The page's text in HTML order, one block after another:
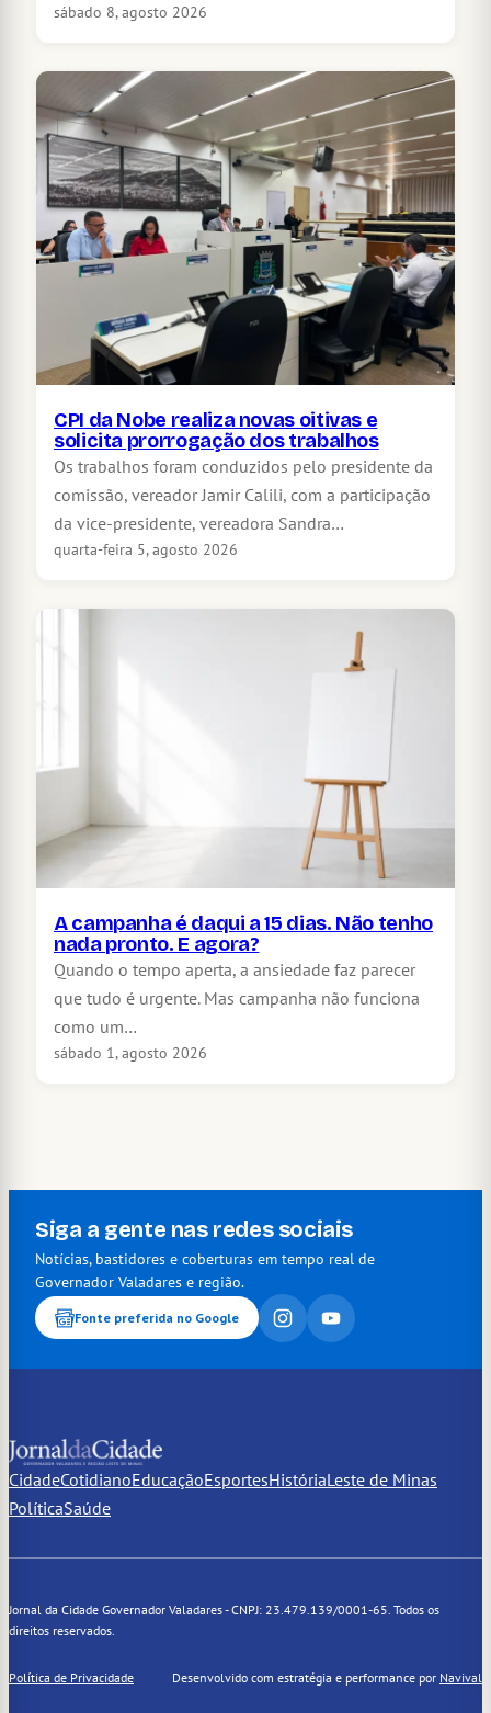
sábado 8, agosto 2026
CPI da Nobe realiza novas oitivas e
solicita prorrogação dos trabalhos
Os trabalhos foram conduzidos pelo presidente da
comissão, vereador Jamir Calili, com a participação
da vice-presidente, vereadora Sandra…
quarta-feira 5, agosto 2026
A campanha é daqui a 15 dias. Não tenho
nada pronto. E agora?
Quando o tempo aperta, a ansiedade faz parecer
que tudo é urgente. Mas campanha não funciona
como um…
sábado 1, agosto 2026
Siga a gente nas redes sociais
Notícias, bastidores e coberturas em tempo real de
Governador Valadares e região.
Fonte preferida no Google
CidadeCotidianoEducaçãoEsportesHistóriaLeste de Minas
PolíticaSaúde
Jornal da Cidade Governador Valadares - CNPJ: 23.479.139/0001-65. Todos os
direitos reservados.
Política de Privacidade Desenvolvido com estratégia e performance por Navival